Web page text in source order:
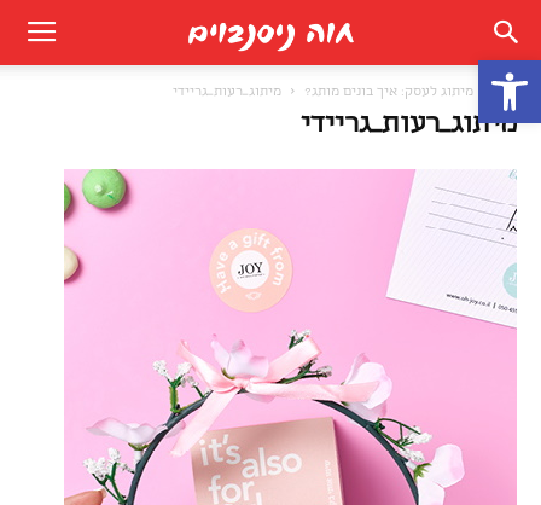
פתח סרגל נגישות
מיתוג לעסק: איך בונים מותג? מיתוג_רעות_גריידי
מיתוג_רעות_גריידי